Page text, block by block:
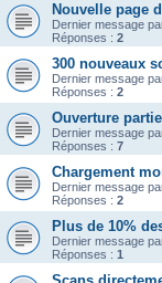
Nouvelle page
Dernier message
Réponses : 2
300 nouveaux
Dernier message
Réponses : 2
Ouverture
Dernier message
Réponses : 7
Chargement
Dernier message
Réponses : 2
Plus de 10%
Dernier message
Réponses : 1